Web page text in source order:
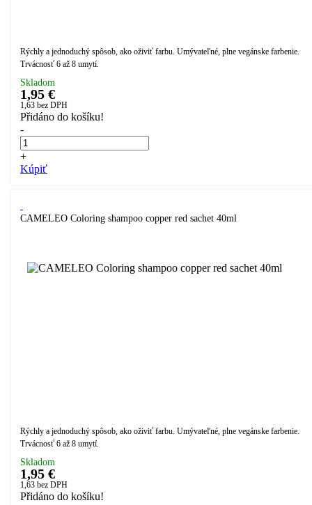
Rýchly a jednoduchý spôsob, ako oživiť farbu. Umývateľné, plne vegánske farbenie.
Trvácnosť 6 až 8 umytí.
Skladom
1,95 €
1,63 bez DPH
Přidáno do košíku!
-
+
Kúpiť
CAMELEO Coloring shampoo copper red sachet 40ml
Rýchly a jednoduchý spôsob, ako oživiť farbu. Umývateľné, plne vegánske farbenie.
Trvácnosť 6 až 8 umytí.
Skladom
1,95 €
1,63 bez DPH
Přidáno do košíku!